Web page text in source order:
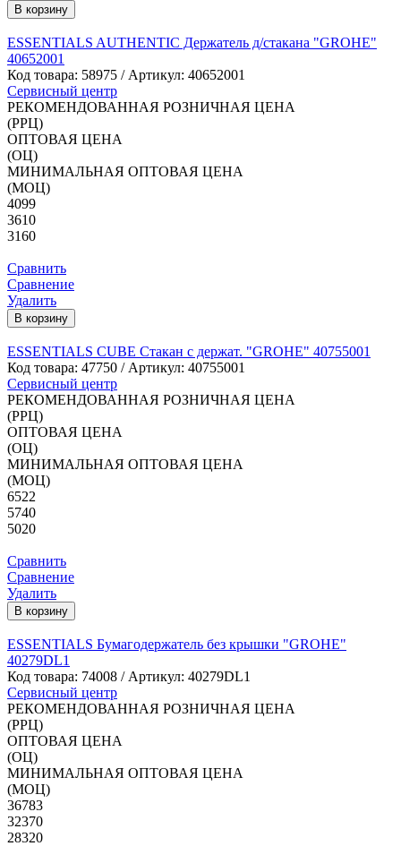
В корзину
ESSENTIALS AUTHENTIC Держатель д/стакана "GROHE"
40652001
Код товара: 58975 / Артикул: 40652001
Сервисный центр
РЕКОМЕНДОВАННАЯ РОЗНИЧНАЯ ЦЕНА
(РРЦ)
ОПТОВАЯ ЦЕНА
(ОЦ)
МИНИМАЛЬНАЯ ОПТОВАЯ ЦЕНА
(МОЦ)
4099
3610
3160
Сравнить
Сравнение
Удалить
В корзину
ESSENTIALS CUBE Стакан с держат. "GROHE" 40755001
Код товара: 47750 / Артикул: 40755001
Сервисный центр
РЕКОМЕНДОВАННАЯ РОЗНИЧНАЯ ЦЕНА
(РРЦ)
ОПТОВАЯ ЦЕНА
(ОЦ)
МИНИМАЛЬНАЯ ОПТОВАЯ ЦЕНА
(МОЦ)
6522
5740
5020
Сравнить
Сравнение
Удалить
В корзину
ESSENTIALS Бумагодержатель без крышки "GROHE"
40279DL1
Код товара: 74008 / Артикул: 40279DL1
Сервисный центр
РЕКОМЕНДОВАННАЯ РОЗНИЧНАЯ ЦЕНА
(РРЦ)
ОПТОВАЯ ЦЕНА
(ОЦ)
МИНИМАЛЬНАЯ ОПТОВАЯ ЦЕНА
(МОЦ)
36783
32370
28320